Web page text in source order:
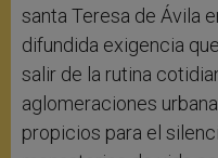
santa Teresa de Ávila
difundida exigencia
salir de la rutina
aglomeraciones
propicios para el